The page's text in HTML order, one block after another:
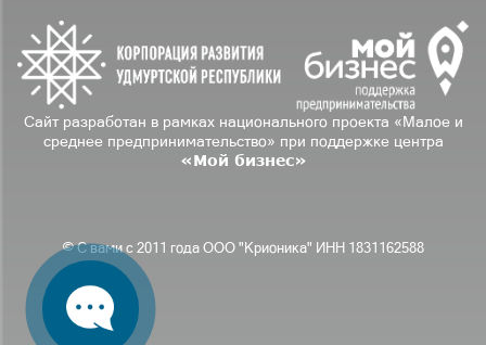
Сайт разработан в рамках национального проекта «Малое и
среднее предпринимательство» при поддержке центра
«Мой бизнес»
© С вами с 2011 года ООО "Крионика" ИНН 1831162588